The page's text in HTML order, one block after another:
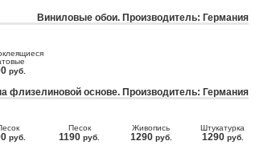
Виниловые обои. Производитель: Германия
руб.
флизелиновой основе. Производитель: Германия
руб.
Песок
1190 руб.
Живопись
1290 руб.
Штукатурка
1290 руб.